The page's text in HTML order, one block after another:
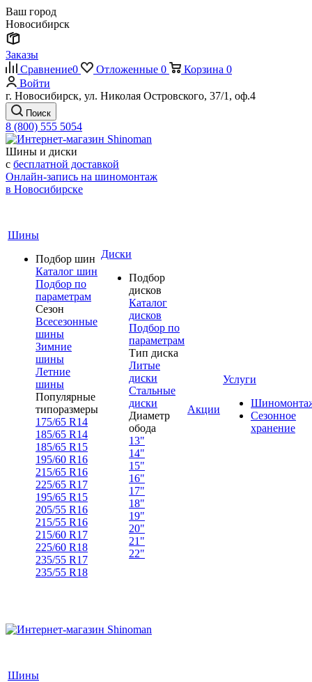
Ваш город
Новосибирск
Заказы
Сравнение0 Отложенные 0 Корзина 0
Войти
г. Новосибирск, ул. Николая Островского, 37/1, оф.4
Поиск
8 (800) 555 5054
Шины и диски
с бесплатной доставкой
Онлайн-запись на шиномонтаж
в Новосибирске
Шины
Подбор шин
Каталог шин
Подбор по
параметрам
Сезон
Всесезонные
шины
Зимние
шины
Летние
шины
Популярные
типоразмеры
175/65 R14
185/65 R14
185/65 R15
195/60 R16
215/65 R16
225/65 R17
195/65 R15
205/55 R16
215/55 R16
215/60 R17
225/60 R18
235/55 R17
235/55 R18
Диски
Подбор
дисков
Каталог
дисков
Подбор по
параметрам
Тип диска
Литые
диски
Стальные
диски
Диаметр
обода
13"
14"
15"
16"
17"
18"
19"
20"
21"
22"
Акции
Услуги
Сезонное
хранение
Шины